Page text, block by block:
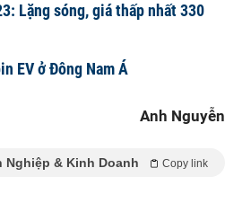
Lặng sóng, giá thấp nhất 330
EV ở Đông Nam Á
Anh Nguyễn
Nghiệp & Kinh Doanh Copy link